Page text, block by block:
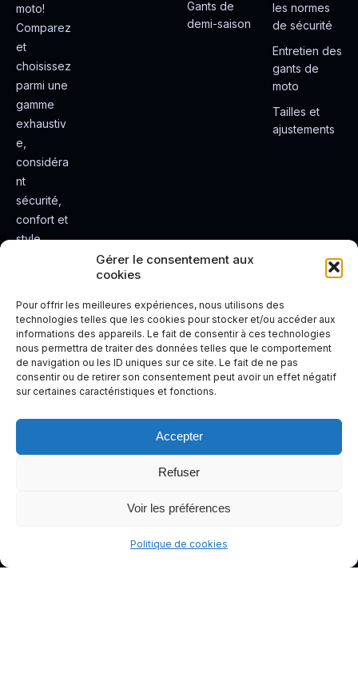
Gérer le consentement aux
cookies
Pour offrir les meilleures expériences, nous utilisons des
technologies telles que les cookies pour stocker et/ou accéder aux
informations des appareils. Le fait de consentir à ces technologies
nous permettra de traiter des données telles que le comportement
de navigation ou les ID uniques sur ce site. Le fait de ne pas
consentir ou de retirer son consentement peut avoir un effet négatif
sur certaines caractéristiques et fonctions.
Accepter
Refuser
Voir les préférences
Politique de cookies
moto!
Comparez
et
choisissez
parmi une
gamme
exhaustiv
e,
considéra
nt
sécurité,
confort et
style.
e de
conduite
plus sûre
et plus
agréable.
Gants de
demi-saison
les normes
de sécurité
Entretien des
gants de
moto
Tailles et
ajustements